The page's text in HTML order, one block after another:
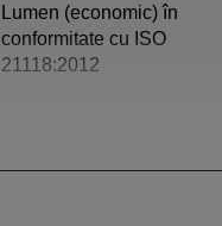
Lumen (economic) în
conformitate cu ISO
21118:2012